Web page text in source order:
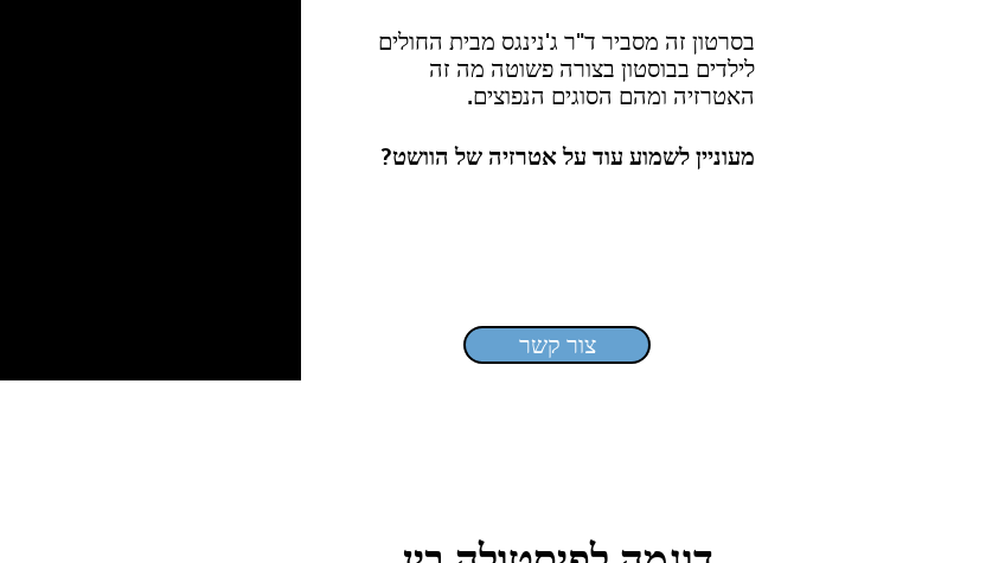
בסרטון זה מסביר ד"ר ג'נינגס מבית החולים
לילדים בבוסטון בצורה פשוטה מה זה
האטרזיה ומהם הסוגים הנפוצים.
מעוניין לשמוע עוד על אטרזיה של הוושט?
צור קשר